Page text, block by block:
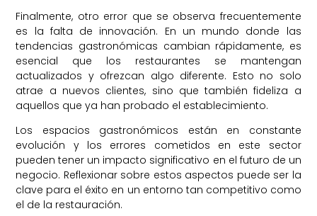
Finalmente, otro error que se observa frecuentemente
es la falta de innovación. En un mundo donde las
tendencias gastronómicas cambian rápidamente, es
esencial que los restaurantes se mantengan
actualizados y ofrezcan algo diferente. Esto no solo
atrae a nuevos clientes, sino que también fideliza a
aquellos que ya han probado el establecimiento.
Los espacios gastronómicos están en constante
evolución y los errores cometidos en este sector
pueden tener un impacto significativo en el futuro de un
negocio. Reflexionar sobre estos aspectos puede ser la
clave para el éxito en un entorno tan competitivo como
el de la restauración.